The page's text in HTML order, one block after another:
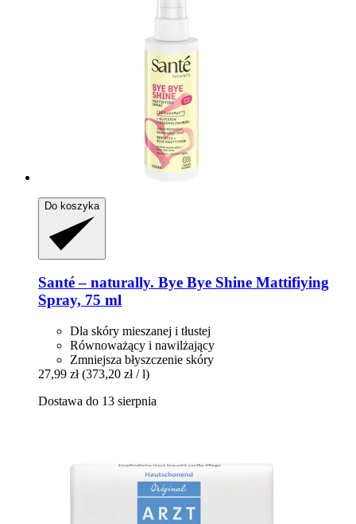
Do koszyka
Santé – naturally. Bye Bye Shine Mattifiying
Spray, 75 ml
Dla skóry mieszanej i tłustej
Równoważący i nawilżający
Zmniejsza błyszczenie skóry
27,99 zł (373,20 zł / l)
Dostawa do 13 sierpnia